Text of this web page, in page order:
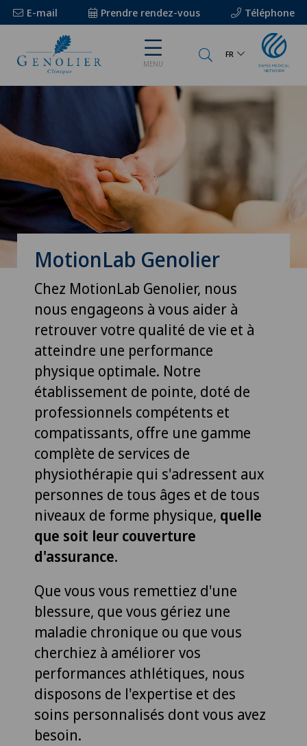
E-mail Prendre rendez-vous Téléphone
MENU
FR
MotionLab Genolier
Chez MotionLab Genolier, nous
nous engageons à vous aider à
retrouver votre qualité de vie et à
atteindre une performance
physique optimale. Notre
établissement de pointe, doté de
professionnels compétents et
compatissants, offre une gamme
complète de services de
physiothérapie qui s'adressent aux
personnes de tous âges et de tous
niveaux de forme physique, quelle
que soit leur couverture
d'assurance.
Que vous vous remettiez d'une
blessure, que vous gériez une
maladie chronique ou que vous
cherchiez à améliorer vos
performances athlétiques, nous
disposons de l'expertise et des
soins personnalisés dont vous avez
besoin.